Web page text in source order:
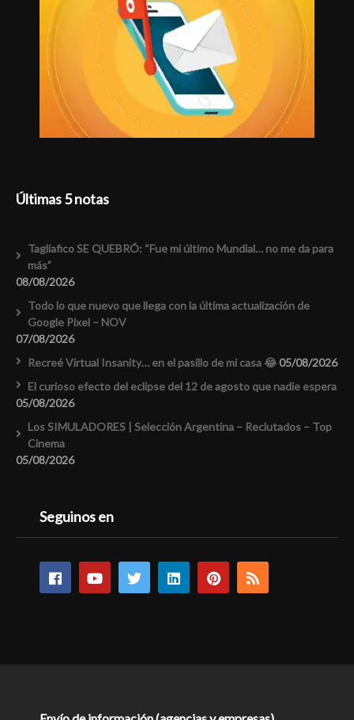
Últimas 5 notas
Tagliafico SE QUEBRÓ: “Fue mi último Mundial… no me da para
más”
08/08/2026
Todo lo que nuevo que llega con la última actualización de
Google Pixel – NOV
07/08/2026
Recreé Virtual Insanity… en el pasillo de mi casa 😂05/08/2026
El curioso efecto del eclipse del 12 de agosto que nadie espera
05/08/2026
Los SIMULADORES | Selección Argentina – Reclutados – Top
Cinema
05/08/2026
Seguinos en